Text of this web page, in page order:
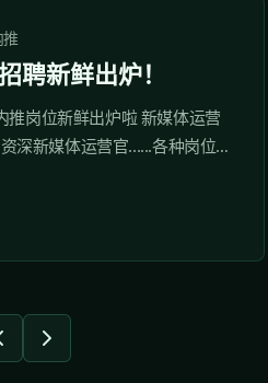
聘新鲜出炉！
岗位新鲜出炉啦 新媒体运营
深新媒体运营官......各种岗位，
会。 1 南方都市报 1.1 关于我